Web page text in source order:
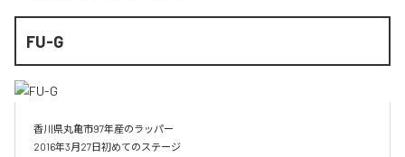
FU-G
香川県丸亀市97年産のラッパー
2016年3月27日初めてのステージ